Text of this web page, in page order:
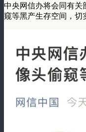
中央网信办将会同有关
窥等黑产生存空间，切